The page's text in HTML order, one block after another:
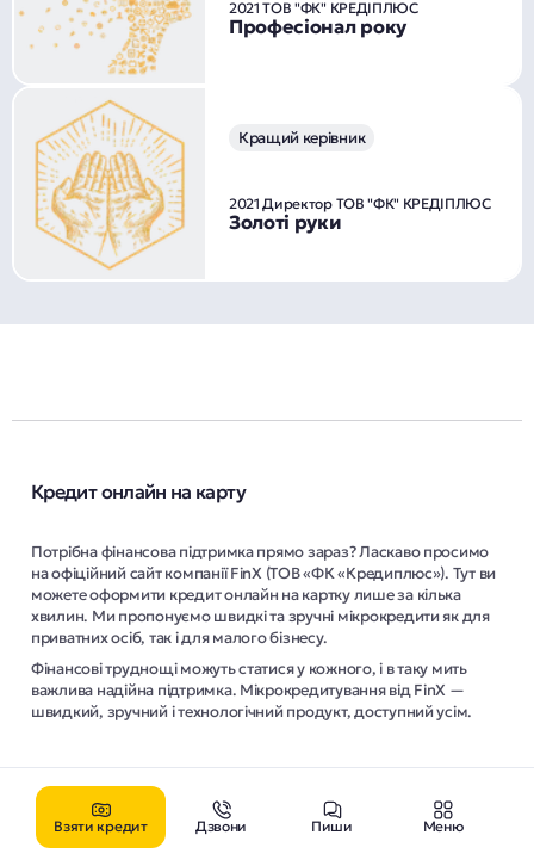
2021 ТОВ "ФК" КРЕДІПЛЮС
Професіонал року
Кращий керівник
2021 Директор ТОВ "ФК" КРЕДІПЛЮС
Золоті руки
Кредит онлайн на карту
Потрібна фінансова підтримка прямо зараз? Ласкаво просимо
на офіційний сайт компанії FinX (ТОВ «ФК «Кредиплюс»). Тут ви
можете оформити кредит онлайн на картку лише за кілька
хвилин. Ми пропонуємо швидкі та зручні мікрокредити як для
приватних осіб, так і для малого бізнесу.
Фінансові труднощі можуть статися у кожного, і в таку мить
важлива надійна підтримка. Мікрокредитування від FinX —
швидкий, зручний і технологічний продукт, доступний усім.
Хто може взяти кредит на картку
Взяти кредит Дзвони Пиши Меню